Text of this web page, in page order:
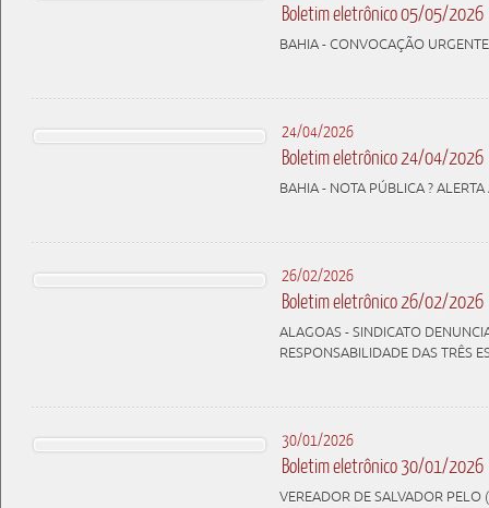
Boletim eletrônico 05/05/2026
BAHIA - CONVOCAÇÃO
24/04/2026
Boletim eletrônico 24/04/2026
BAHIA - NOTA PÚBLICA ? ALERTA
26/02/2026
Boletim eletrônico 26/02/2026
ALAGOAS - SINDICATO
RESPONSABILIDADE DAS TRÊS
30/01/2026
Boletim eletrônico 30/01/2026
VEREADOR DE SALVADOR PELO